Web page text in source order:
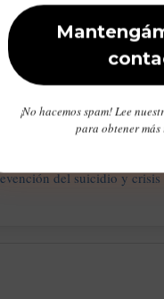
tecnológico más
info@latinoherald.com.
¡No hacemos spam! Lee
para obtener